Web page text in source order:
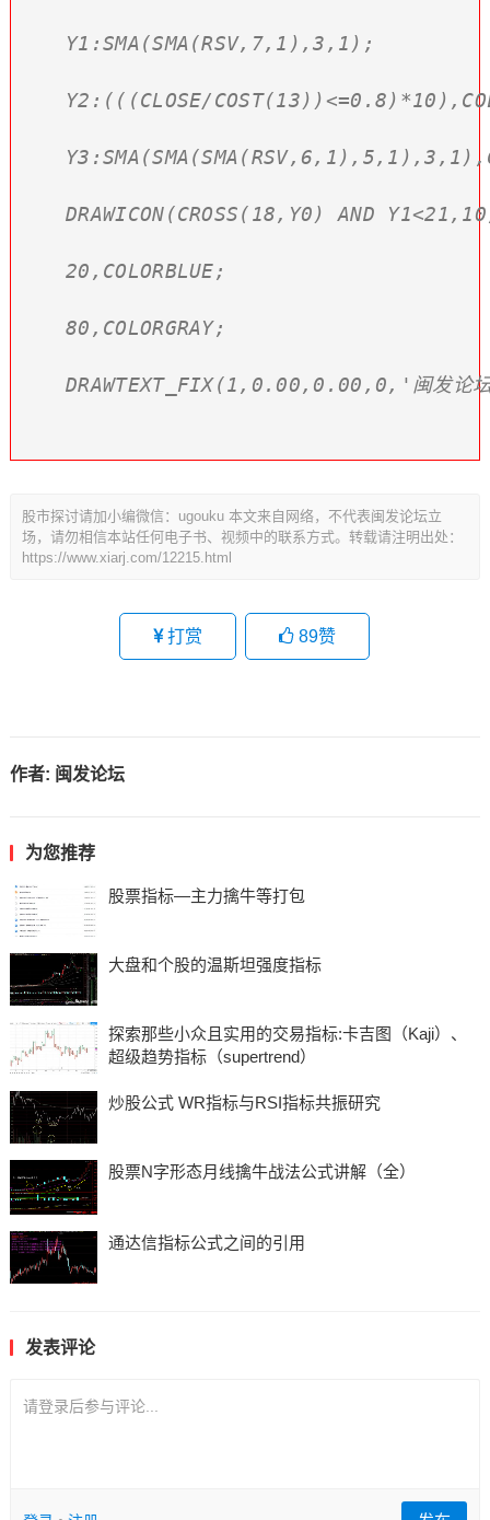
Y1:SMA(SMA(RSV,7,1),3,1);
Y2:(((CLOSE/
DRAWICON(CROSS(18,Y0) AND
20,COLORBLUE;
80,COLORGRAY;
DRAWTEXT_FIX(1,0.00,0.00,0,'闽发论
股市探讨请加小编微信：ugouku 本文来自网络，不代表闽发论坛立
场，请勿相信本站任何电子书、视频中的联系方式。转载请注明出处：
https://www.xiarj.com/12215.html
打赏 89赞
作者: 闽发论坛
为您推荐
股票指标—主力擒牛等打包
大盘和个股的温斯坦强度指标
探索那些小众且实用的交易指标:卡吉图（Kaji）、
超级趋势指标（supertrend）
炒股公式 WR指标与RSI指标共振研究
股票N字形态月线擒牛战法公式讲解（全）
通达信指标公式之间的引用
发表评论
请登录后参与评论...